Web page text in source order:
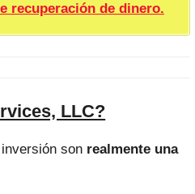
recuperación de dinero.
LLC?
son realmente una